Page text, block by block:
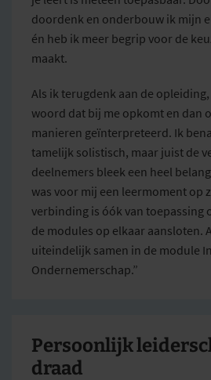
doordenk en onderbouw ik mijn
én heb ik meer begrip voor de
maakt.
Als ik terugdenk aan de opleiding,
woord dat bij me opkomt en dan
manieren geïnterpreteerd. Ik
tamelijk solistisch, maar juist de
deelnemers bleek een heel
was voor mij een leermoment op
verbinding is óók van toepassing
de modules op elkaar aansloten.
uiteindelijk samen in de module
Ondernemerschap.”
Persoonlijk
draad